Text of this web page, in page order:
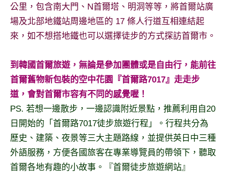
公里，包含南大門、N首爾塔、明洞等等，將首爾站廣
場及北部地鐵站周邊地區的 17 條人行道互相連結起
來，如不想搭地鐵也可以選擇徒步的方式探訪首爾市。
到韓國首爾旅遊，無論是參加團體或是自由行，能前往
首爾舊物新包裝的空中花園『首爾路7017』走走步
道，會對首爾市容有不同的感覺喔！
PS. 若想一邊散步，一邊認識附近景點，推薦利用自20
日開始的「首爾路7017徒步旅遊行程」。行程共分為
歷史、建築、夜景等三大主題路線，並提供英日中三種
外語服務，方便各國旅客在專業導覽員的帶領下，聽取
首爾各地有趣的小故事。『首爾徒步旅遊網站』